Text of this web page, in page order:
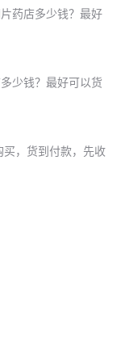
药店多少钱？最好
少钱？最好可以货
买，货到付款，先收